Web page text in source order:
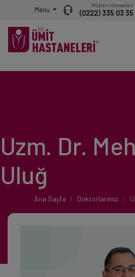
Menu
Müşteri Hizmetleri
(0222) 335 03 35
Uzm. Dr.
Uluğ
Ana Sayfa Doktorlarımız